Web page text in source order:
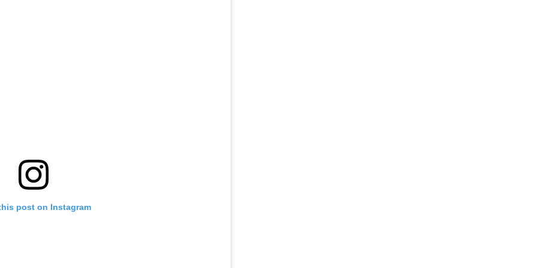
post on Instagram